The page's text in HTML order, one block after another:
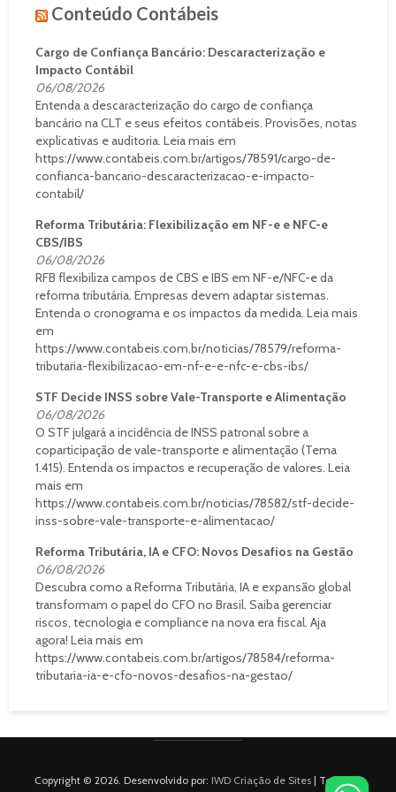
Conteúdo Contábeis
Cargo de Confiança Bancário: Descaracterização e
Impacto Contábil
06/08/2026
Entenda a descaracterização do cargo de confiança
bancário na CLT e seus efeitos contábeis. Provisões, notas
explicativas e auditoria. Leia mais em
https://www.contabeis.com.br/artigos/78591/cargo-de-
confianca-bancario-descaracterizacao-e-impacto-
contabil/
Reforma Tributária: Flexibilização em NF-e e NFC-e
CBS/IBS
06/08/2026
RFB flexibiliza campos de CBS e IBS em NF-e/NFC-e da
reforma tributária. Empresas devem adaptar sistemas.
Entenda o cronograma e os impactos da medida. Leia mais
em
https://www.contabeis.com.br/noticias/78579/reforma-
tributaria-flexibilizacao-em-nf-e-e-nfc-e-cbs-ibs/
STF Decide INSS sobre Vale-Transporte e Alimentação
06/08/2026
O STF julgará a incidência de INSS patronal sobre a
coparticipação de vale-transporte e alimentação (Tema
1.415). Entenda os impactos e recuperação de valores. Leia
mais em
https://www.contabeis.com.br/noticias/78582/stf-decide-
inss-sobre-vale-transporte-e-alimentacao/
Reforma Tributária, IA e CFO: Novos Desafios na Gestão
06/08/2026
Descubra como a Reforma Tributária, IA e expansão global
transformam o papel do CFO no Brasil. Saiba gerenciar
riscos, tecnologia e compliance na nova era fiscal. Aja
agora! Leia mais em
https://www.contabeis.com.br/artigos/78584/reforma-
tributaria-ia-e-cfo-novos-desafios-na-gestao/
Copyright © 2026. Desenvolvido por: IWD Criação de Sites | Todos os